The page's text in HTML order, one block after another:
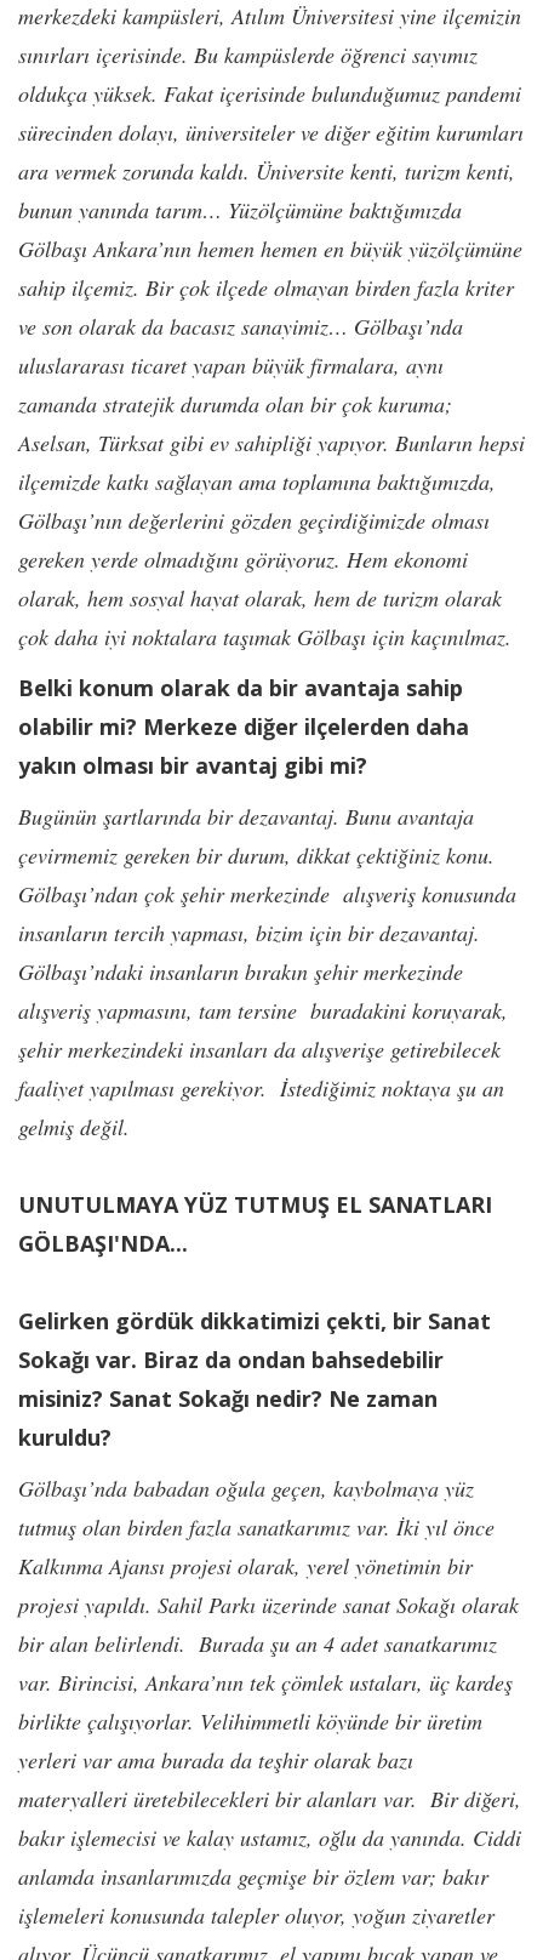
merkezdeki kampüsleri, Atılım Üniversitesi yine ilçemizin
sınırları içerisinde. Bu kampüslerde öğrenci sayımız
oldukça yüksek. Fakat içerisinde bulunduğumuz pandemi
sürecinden dolayı, üniversiteler ve diğer eğitim kurumları
ara vermek zorunda kaldı. Üniversite kenti, turizm kenti,
bunun yanında tarım… Yüzölçümüne baktığımızda
Gölbaşı Ankara’nın hemen hemen en büyük yüzölçümüne
sahip ilçemiz. Bir çok ilçede olmayan birden fazla kriter
ve son olarak da bacasız sanayimiz… Gölbaşı’nda
uluslararası ticaret yapan büyük firmalara, aynı
zamanda stratejik durumda olan bir çok kuruma;
Aselsan, Türksat gibi ev sahipliği yapıyor. Bunların hepsi
ilçemizde katkı sağlayan ama toplamına baktığımızda,
Gölbaşı’nın değerlerini gözden geçirdiğimizde olması
gereken yerde olmadığını görüyoruz. Hem ekonomi
olarak, hem sosyal hayat olarak, hem de turizm olarak
çok daha iyi noktalara taşımak Gölbaşı için kaçınılmaz.
Belki konum olarak da bir avantaja sahip
olabilir mi? Merkeze diğer ilçelerden daha
yakın olması bir avantaj gibi mi?
Bugünün şartlarında bir dezavantaj. Bunu avantaja
çevirmemiz gereken bir durum, dikkat çektiğiniz konu.
Gölbaşı’ndan çok şehir merkezinde alışveriş konusunda
insanların tercih yapması, bizim için bir dezavantaj.
Gölbaşı’ndaki insanların bırakın şehir merkezinde
alışveriş yapmasını, tam tersine buradakini koruyarak,
şehir merkezindeki insanları da alışverişe getirebilecek
faaliyet yapılması gerekiyor. İstediğimiz noktaya şu an
gelmiş değil.
UNUTULMAYA YÜZ TUTMUŞ EL SANATLARI
GÖLBAŞI'NDA...
Gelirken gördük dikkatimizi çekti, bir Sanat
Sokağı var. Biraz da ondan bahsedebilir
misiniz? Sanat Sokağı nedir? Ne zaman
kuruldu?
Gölbaşı’nda babadan oğula geçen, kaybolmaya yüz
tutmuş olan birden fazla sanatkarımız var. İki yıl önce
Kalkınma Ajansı projesi olarak, yerel yönetimin bir
projesi yapıldı. Sahil Parkı üzerinde sanat Sokağı olarak
bir alan belirlendi. Burada şu an 4 adet sanatkarımız
var. Birincisi, Ankara’nın tek çömlek ustaları, üç kardeş
birlikte çalışıyorlar. Velihimmetli köyünde bir üretim
yerleri var ama burada da teşhir olarak bazı
materyalleri üretebilecekleri bir alanları var. Bir diğeri,
bakır işlemecisi ve kalay ustamız, oğlu da yanında. Ciddi
anlamda insanlarımızda geçmişe bir özlem var; bakır
işlemeleri konusunda talepler oluyor, yoğun ziyaretler